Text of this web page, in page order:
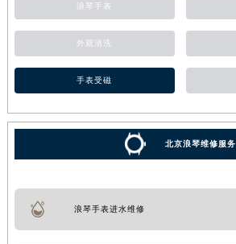
浪琴手表
外观清洗
手表受磁
北京浪琴维修服务
浪琴手表进水维修